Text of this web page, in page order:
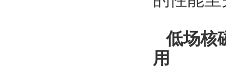
低场核
用